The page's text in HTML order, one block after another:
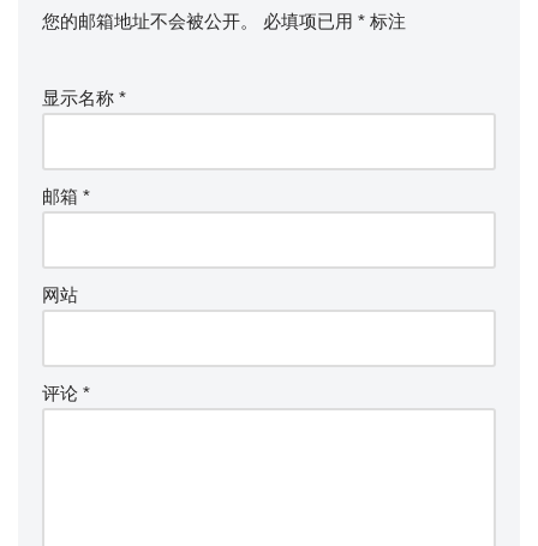
您的邮箱地址不会被公开。 必填项已用 * 标注
显示名称 *
邮箱 *
网站
评论 *